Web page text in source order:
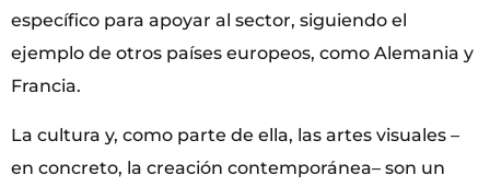
específico para apoyar al sector, siguiendo el
ejemplo de otros países europeos, como Alemania y
Francia.
La cultura y, como parte de ella, las artes visuales –
en concreto, la creación contemporánea– son un